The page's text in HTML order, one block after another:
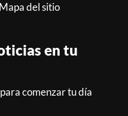
Mapa del sitio
en tu
comenzar tu día